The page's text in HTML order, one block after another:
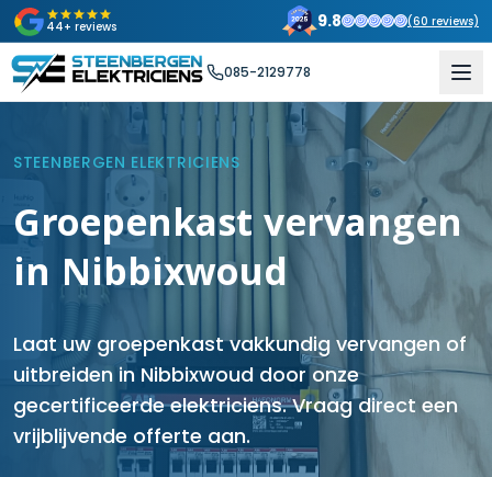
44+ reviews 9.8 (60 reviews)
085-2129778
STEENBERGEN ELEKTRICIENS
Groepenkast vervangen
in Nibbixwoud
Laat uw groepenkast vakkundig vervangen of
uitbreiden in Nibbixwoud door onze
gecertificeerde elektriciens. Vraag direct een
vrijblijvende offerte aan.